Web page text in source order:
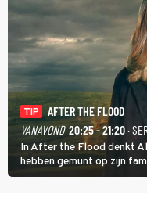
TIP
AFTER THE FLOOD
VANAVOND 20:25 - 21:20·
In After the Flood denkt
hebben gemunt op zijn
brandende boodschap in